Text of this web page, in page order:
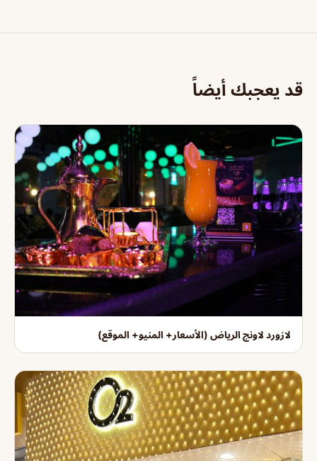
قد يعجبك أيضاً
لازورد لاونج الرياض (الأسعار+ المنيو+ الموقع)